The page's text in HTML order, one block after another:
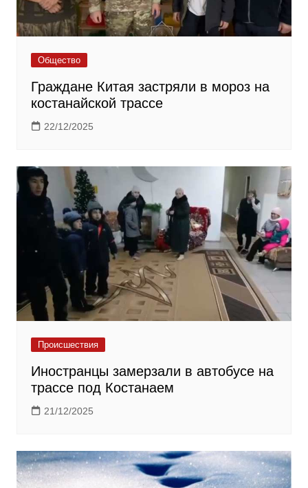
Общество
Граждане Китая застряли в мороз на
костанайской трассе
22/12/2025
Происшествия
Иностранцы замерзали в автобусе на
трассе под Костанаем
21/12/2025